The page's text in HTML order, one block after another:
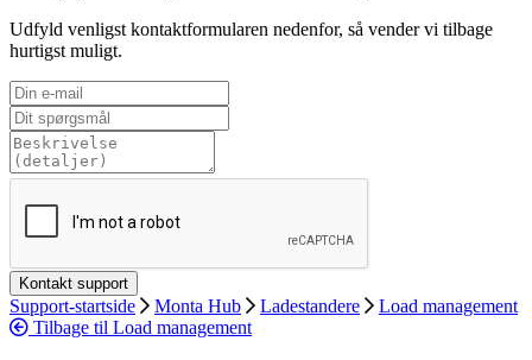
Udfyld venligst kontaktformularen nedenfor, så vender vi tilbage
hurtigst muligt.
Support-startside Monta Hub Ladestandere
Load management
Tilbage til Load management